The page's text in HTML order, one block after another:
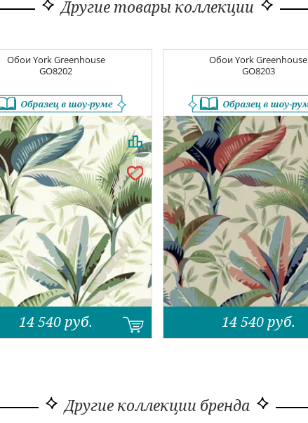
Другие товары коллекции
ОбоиYork Greenhouse
GO8202
14 540 руб.
ОбоиYork Greenhouse
GO8203
14 540 руб.
Другие коллекции бренда